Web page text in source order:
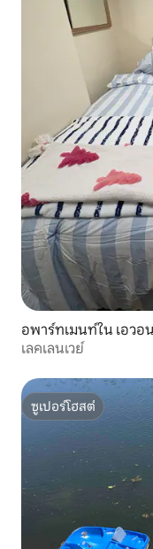
อพาร์ทเมนท์ใน เอวอน
เลคเลนเวย์
ซูเปอร์โฮสต์
ซูเปอร์โฮสต์